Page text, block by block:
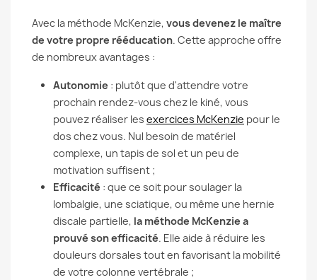
Avec la méthode McKenzie, vous devenez le maître
de votre propre rééducation. Cette approche offre
de nombreux avantages :
Autonomie : plutôt que d'attendre votre
prochain rendez-vous chez le kiné, vous
pouvez réaliser les exercices McKenzie pour le
dos chez vous. Nul besoin de matériel
complexe, un tapis de sol et un peu de
motivation suffisent ;
Efficacité : que ce soit pour soulager la
lombalgie, une sciatique, ou même une hernie
discale partielle, la méthode McKenzie a
prouvé son efficacité. Elle aide à réduire les
douleurs dorsales tout en favorisant la mobilité
de votre colonne vertébrale ;